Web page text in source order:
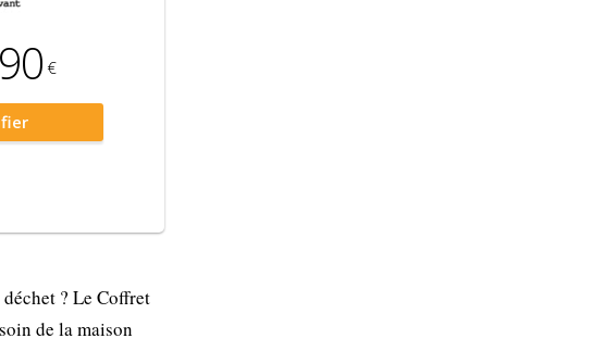
€
? Le Coffret
de la maison